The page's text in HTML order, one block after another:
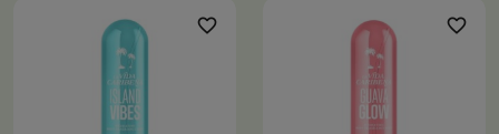
favorite_border favorite_border